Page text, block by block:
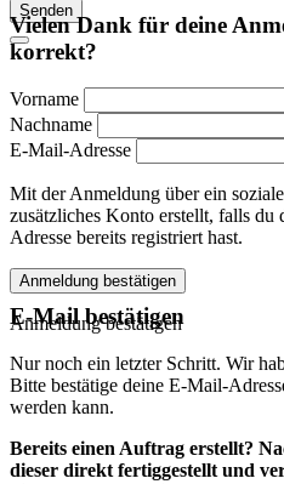
Senden
Vielen Dank für deine
korrekt?
Vorname
Nachname
E-Mail-Adresse
Mit der Anmeldung über ein
zusätzliches Konto erstellt, falls
Adresse bereits registriert hast.
Anmeldung bestätigen
Anmeldung bestätigen
E-Mail bestätigen
Nur noch ein letzter Schritt. Wir
Bitte bestätige deine E-Mail-
werden kann.
Bereits einen Auftrag erstellt?
dieser direkt fertiggestellt und